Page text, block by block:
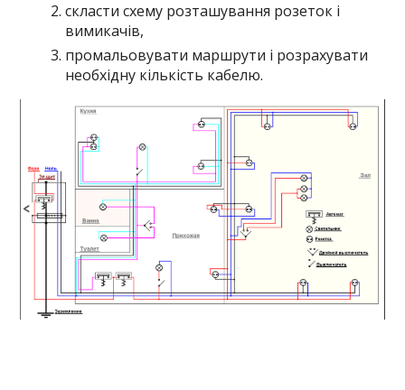
скласти схему розташування розеток і
вимикачів,
промальовувати маршрути і розрахувати
необхідну кількість кабелю.